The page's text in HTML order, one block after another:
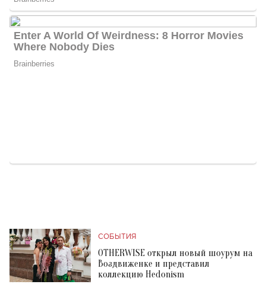
СОБЫТИЯ
OTHERWISE открыл новый шоурум на
Воздвиженке и представил
коллекцию Hedonism